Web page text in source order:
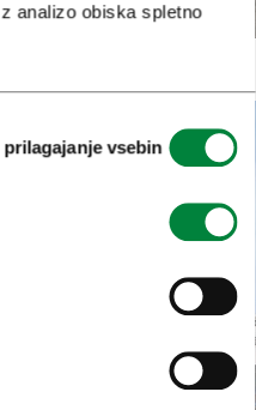
analizo obiska spletno
vsebin